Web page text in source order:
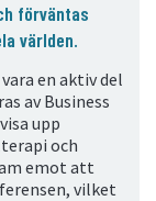
förväntas
världen.
en aktiv del
av Business
upp
och
emot att
vilket